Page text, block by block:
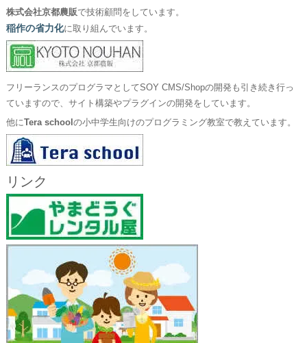
株式会社京都農販で技術顧問をしています。
稲作の省力化に取り組んでいます。
フリーランスのプログラマとしてSOY CMS/Shopの開発も引き続き行っ
ていますので、サイト構築やプラグインの開発をしています。
他にTera school の小中学生向けのプログラミング教室で教えています。
リンク